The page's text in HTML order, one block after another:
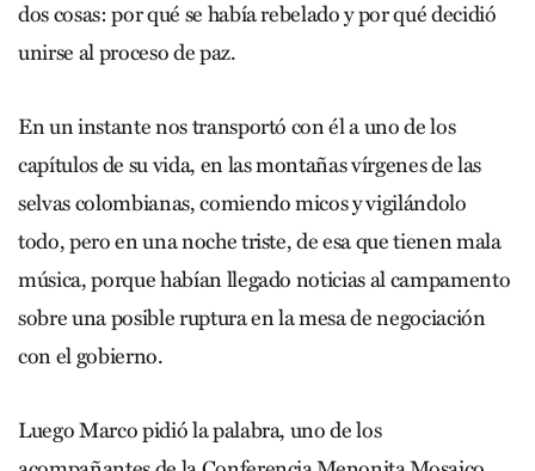
dos cosas: por qué se había rebelado y por qué decidió
unirse al proceso de paz.
En un instante nos transportó con él a uno de los
capítulos de su vida, en las montañas vírgenes de las
selvas colombianas, comiendo micos y vigilándolo
todo, pero en una noche triste, de esa que tienen mala
música, porque habían llegado noticias al campamento
sobre una posible ruptura en la mesa de negociación
con el gobierno.
Luego Marco pidió la palabra, uno de los